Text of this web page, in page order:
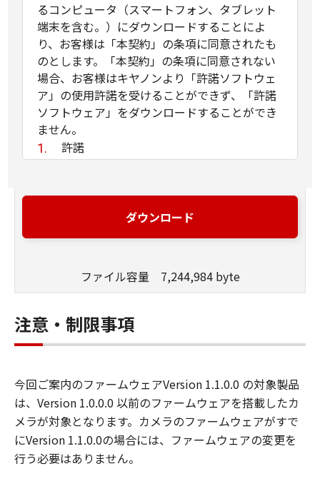
るコンピュータ（スマートフォン、タブレット
端末を含む。）にダウンロードすることによ
り、お客様は「本契約」の条項に同意されたも
のとします。「本契約」の条項に同意されない
場合、お客様はキヤノンより「許諾ソフトウェ
ア」の使用許諾を受けることができず、「許諾
ソフトウェア」をダウンロードすることができ
ません。
許諾
(1) お客様は、「許諾ソフトウェア」を、
（スマートフォン、タブレット端末を含
む。）を経由してインストールし、かかる
ができます。
(2) 「本契約」に明示的に定める場合を除
き、キヤノンおよびキヤノンのライセンサ
ーのいかなる知的財産権も、明示たると黙
示たるとを問わず、「本契約」によってお
りません。
(3) 「許諾ソフトウェア」には、オープン
ソースソフトウェアが含まれております。
かかるオープンソースソフトウェアに対し
ては、「本契約」のいかなる規定にもかか
ダウンロード
ファイル容量 7,244,984 byte
注意・制限事項
今回ご案内のファームウェアVersion 1.1.0.0 の対象製品
は、Version 1.0.0.0 以前のファームウェアを搭載したカ
メラが対象となります。カメラのファームウェアがすで
にVersion 1.1.0.0の場合には、ファームウェアの変更を
行う必要はありません。